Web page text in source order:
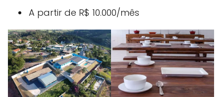
A partir de R$ 10.000/mês